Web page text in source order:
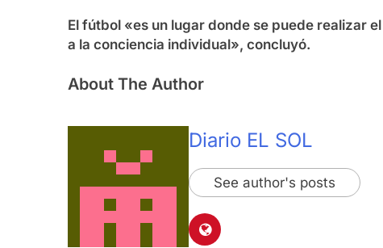
El fútbol «es un lugar donde se puede realizar
a la conciencia individual», concluyó.
About The Author
Diario EL SOL
See author's posts